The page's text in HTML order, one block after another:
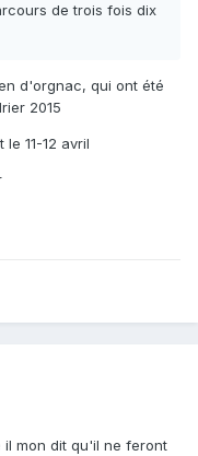
de trois fois dix
d'orgnac, qui ont été
2015
11-12 avril
mon dit qu'il ne feront